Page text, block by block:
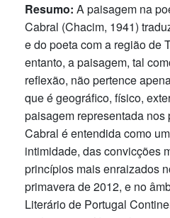
Resumo: A paisagem na
Cabral (Chacim, 1941)
e do poeta com a região de
entanto, a paisagem, tal
reflexão, não pertence
que é geográfico, físico,
paisagem representada nos
Cabral é entendida como
intimidade, das convicções
princípios mais enraizados
primavera de 2012, e no
Literário de Portugal